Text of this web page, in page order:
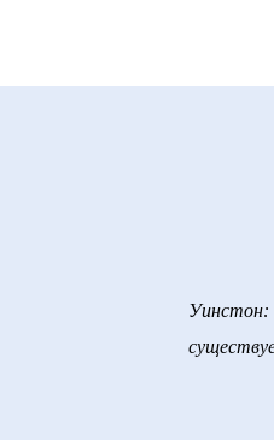
Уинстон: